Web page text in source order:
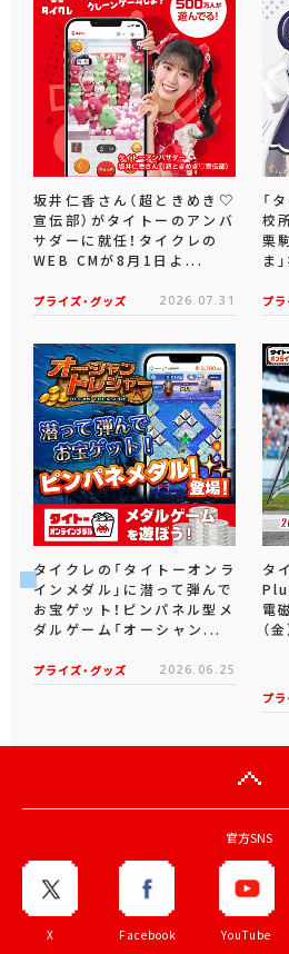
坂井仁香さん（超ときめき♡
宣伝部）がタイトーのアンバ
サダーに就任！タイクレの
WEB CMが8月1日よ...
プライズ・グッズ 2026.07.31
「
校
栗
ま
プ
タイクレの「タイトーオンラ
インメダル」に潜って弾んで
お宝ゲット！ピンパネル型メ
ダルゲーム「オーシャン...
プライズ・グッズ 2026.06.25
タ
電
（
プ
官方SNS
X Facebook YouTube